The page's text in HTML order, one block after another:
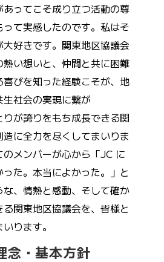
ってこそ成り立つ活動の尊
て実感したのです。私はそ
好きです。関東地区協議会
い想いと、仲間と共に困難
喜びを知った経験こそが、地
社会の実現に繋が
が誇りをもち成長できる関
に全力を尽くしてまいりま
メンバーが心から「JC に
た。本当によかった。」と
、情熱と感動、そして確か
関東地区協議会を、皆様と
ります。
念・基本方針